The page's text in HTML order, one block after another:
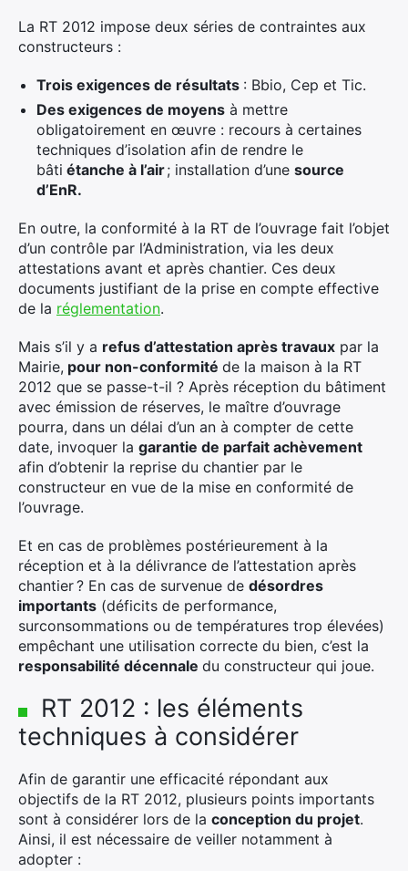
La RT 2012 impose deux séries de contraintes aux
constructeurs :
Trois exigences de résultats : Bbio, Cep et Tic.
Des exigences de moyens à mettre
obligatoirement en œuvre : recours à certaines
techniques d’isolation afin de rendre le
bâti étanche à l’air; installation d’une source
d’EnR.
En outre, la conformité à la RT de l’ouvrage fait l’objet
d’un contrôle par l’Administration, via les deux
attestations avant et après chantier. Ces deux
documents justifiant de la prise en compte effective
de la réglementation.
Mais s’il y a refus d’attestation après travaux par la
Mairie, pour non-conformité de la maison à la RT
2012 que se passe-t-il ? Après réception du bâtiment
avec émission de réserves, le maître d’ouvrage
pourra, dans un délai d’un an à compter de cette
date, invoquer la garantie de parfait achèvement
afin d’obtenir la reprise du chantier par le
constructeur en vue de la mise en conformité de
l’ouvrage.
Et en cas de problèmes postérieurement à la
réception et à la délivrance de l’attestation après
chantier ? En cas de survenue de désordres
importants (déficits de performance,
surconsommations ou de températures trop élevées)
empêchant une utilisation correcte du bien, c’est la
responsabilité décennale du constructeur qui joue.
RT 2012 : les éléments
techniques à considérer
Afin de garantir une efficacité répondant aux
objectifs de la RT 2012, plusieurs points importants
sont à considérer lors de la conception du projet.
Ainsi, il est nécessaire de veiller notamment à
adopter :